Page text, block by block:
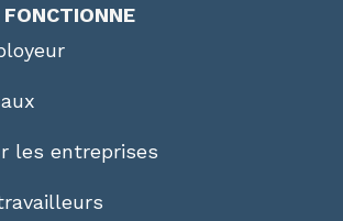
les entreprises